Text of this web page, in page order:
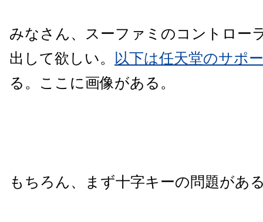
みなさん、スーファミのコントロー
出して欲しい。
以下は任天堂のサポ
る。ここに画像がある。
もちろん、まず十字キーの問題があ